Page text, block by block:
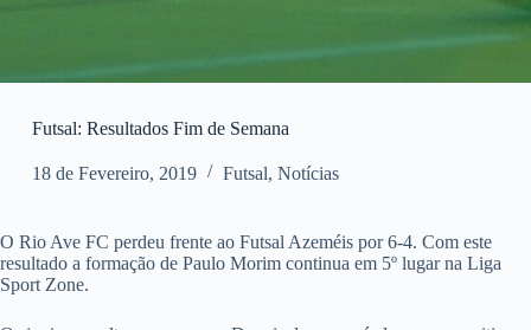
Futsal: Resultados Fim de Semana
18 de Fevereiro, 2019 Futsal, Notícias
O Rio Ave FC perdeu frente ao Futsal Azeméis por 6-4. Com este
resultado a formação de Paulo Morim continua em 5º lugar na Liga
Sport Zone.